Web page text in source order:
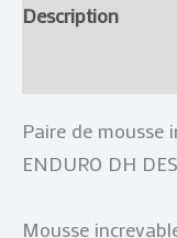
Description
Paire de mousse
ENDURO DH
Mousse